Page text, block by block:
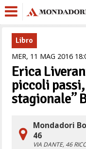
Libro
MER, 11 MAG 2016 18
Erica
piccoli
stagionale”
Mondadori
46
VIA DANTE, 46